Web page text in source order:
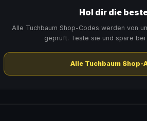
Hol dir die
Alle Tuchbaum Shop-Codes werden von
geprüft. Teste sie und spare
Alle Tuchbaum Shop-